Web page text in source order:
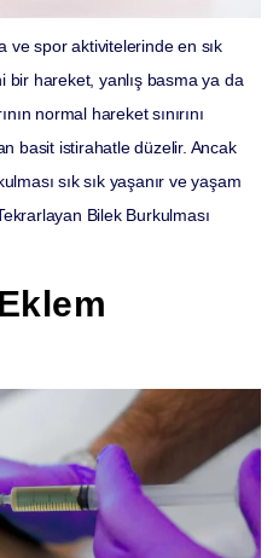
ve spor aktivitelerinde en sık
bir hareket, yanlış basma ya da
normal hareket sınırını
basit istirahatle düzelir. Ancak
sık sık yaşanır ve yaşam
Bilek Burkulması